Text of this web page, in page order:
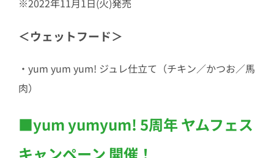
※2022年11月1日(火)発売
＜ウェットフード＞
・yum yum yum! ジュレ仕立て（チキン／かつお／馬
肉）
■yum yumyum! 5周年 ヤムフェス
キャンペーン 開催！